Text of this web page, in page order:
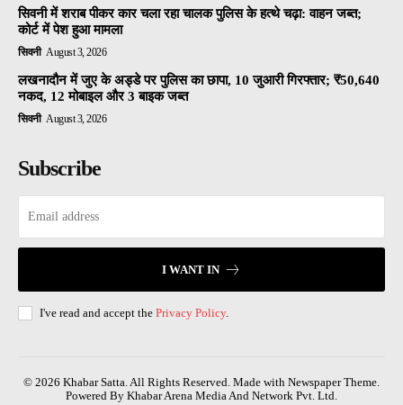
सिवनी में शराब पीकर कार चला रहा चालक पुलिस के हत्थे चढ़ा: वाहन जब्त;
कोर्ट में पेश हुआ मामला
सिवनी August 3, 2026
लखनादौन में जुए के अड्डे पर पुलिस का छापा, 10 जुआरी गिरफ्तार; ₹50,640
नकद, 12 मोबाइल और 3 बाइक जब्त
सिवनी August 3, 2026
Subscribe
I WANT IN
I've read and accept the Privacy Policy.
© 2026 Khabar Satta. All Rights Reserved. Made with Newspaper Theme.
Powered By Khabar Arena Media And Network Pvt. Ltd.